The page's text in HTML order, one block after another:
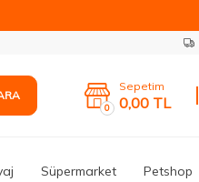
0
Sepetim
0,00 TL
Süpermarket Petshop